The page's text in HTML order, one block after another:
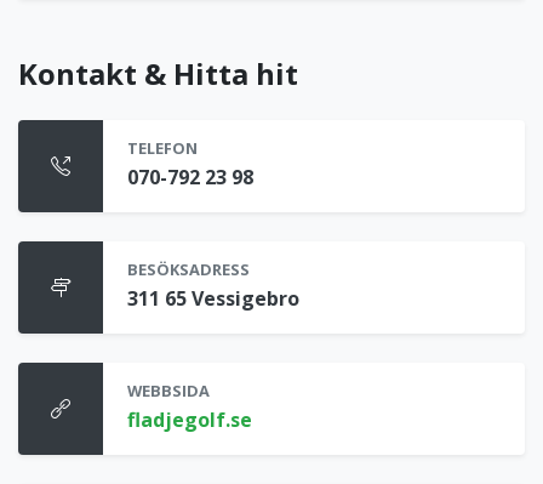
Kontakt & Hitta hit
TELEFON
070-792 23 98
BESÖKSADRESS
311 65 Vessigebro
WEBBSIDA
fladjegolf.se